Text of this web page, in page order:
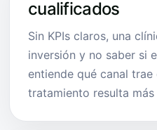
cualificados
Sin KPIs claros, una
inversión y no saber si
entiende qué canal
tratamiento resulta más